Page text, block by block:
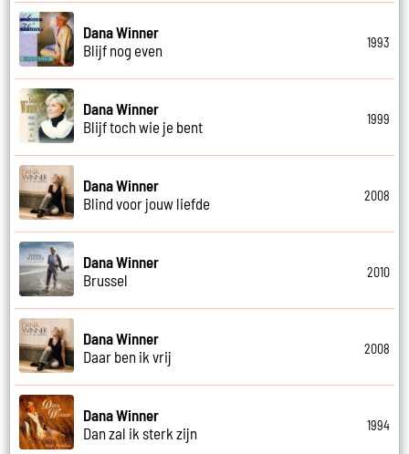
Dana Winner
Blijf nog even
1993
Dana Winner
Blijf toch wie je bent
1999
Dana Winner
Blind voor jouw liefde
2008
Dana Winner
Brussel
2010
Dana Winner
Daar ben ik vrij
2008
Dana Winner
Dan zal ik sterk zijn
1994